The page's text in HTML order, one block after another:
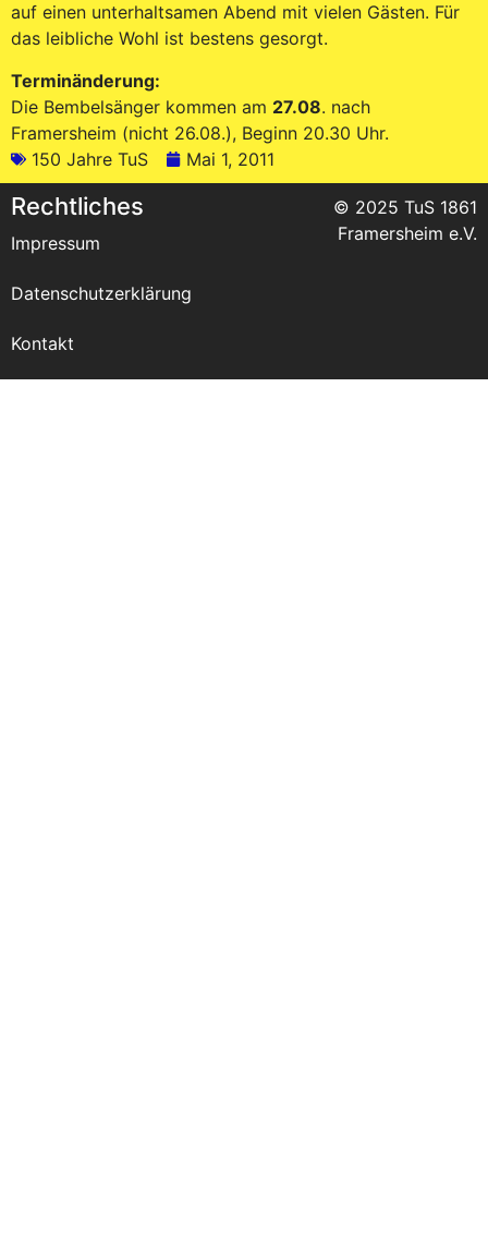
auf einen unterhaltsamen Abend mit vielen Gästen. Für
das leibliche Wohl ist bestens gesorgt.
Terminänderung:
Die Bembelsänger kommen am 27.08. nach
Framersheim (nicht 26.08.), Beginn 20.30 Uhr.
150 Jahre TuS
Mai 1, 2011
Rechtliches
Impressum
Datenschutzerklärung
Kontakt
© 2025 TuS 1861
Framersheim e.V.